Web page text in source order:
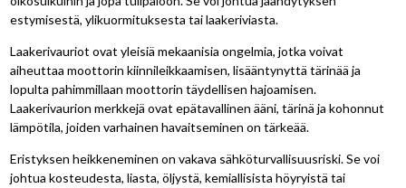
estymisestä, ylikuormituksesta tai laakeriviasta.
Laakerivauriot ovat yleisiä mekaanisia ongelmia, jotka voivat
aiheuttaa moottorin kiinnileikkaamisen, lisääntynyttä tärinää ja
lopulta pahimmillaan moottorin täydellisen hajoamisen.
Laakerivaurion merkkejä ovat epätavallinen ääni, tärinä ja kohonnut
lämpötila, joiden varhainen havaitseminen on tärkeää.
Eristyksen heikkeneminen on vakava sähköturvallisuusriski. Se voi
johtua kosteudesta, liasta, öljystä, kemiallisista höyryistä tai